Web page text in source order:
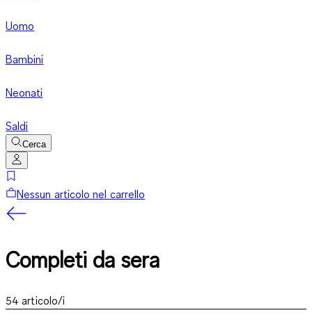
Uomo
Bambini
Neonati
Saldi
Cerca
Nessun articolo nel carrello
Completi da sera
54 articolo/i